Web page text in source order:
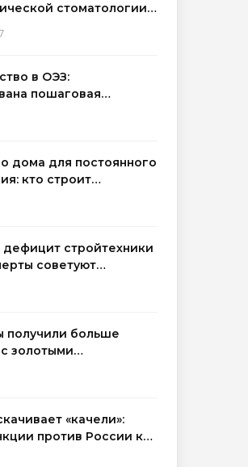
стоматологии
в ОЭЗ:
пошаговая
льгот для инвесторов
дома для постоянного
кто строит
стройтехники
советуют
получили больше
золотыми
подорожания
«качели»:
против России как